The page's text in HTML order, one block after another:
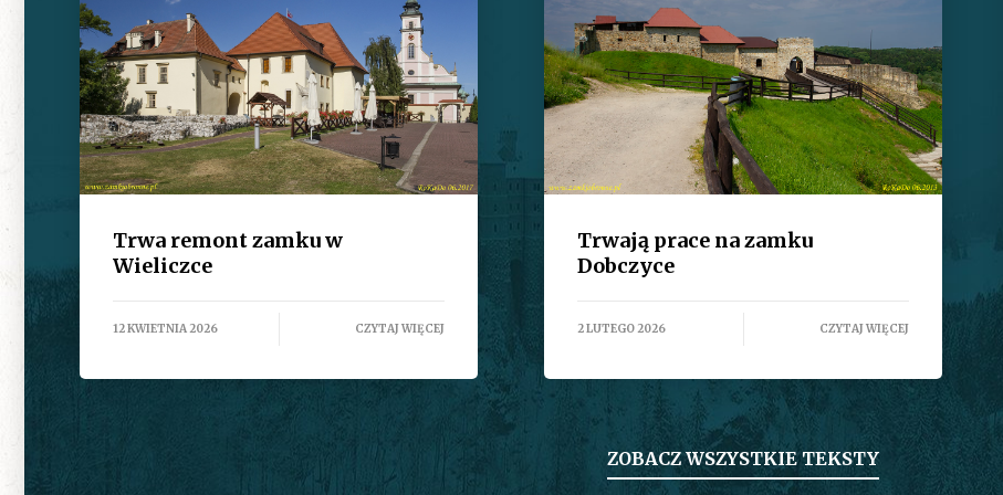
Trwa remont zamku w
Wieliczce
12 KWIETNIA 2026 CZYTAJ WIĘCEJ
Trwają prace na zamku
Dobczyce
2 LUTEGO 2026 CZYTAJ WIĘCEJ
ZOBACZ WSZYSTKIE TEKSTY